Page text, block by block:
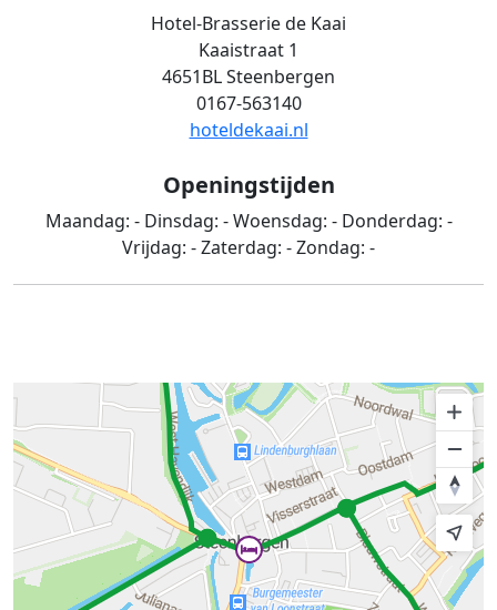
Hotel-Brasserie de Kaai
Kaaistraat 1
4651BL Steenbergen
0167-563140
hoteldekaai.nl
Openingstijden
Maandag: - Dinsdag: -Woensdag: - Donderdag: -
Vrijdag: -Zaterdag: -Zondag: -